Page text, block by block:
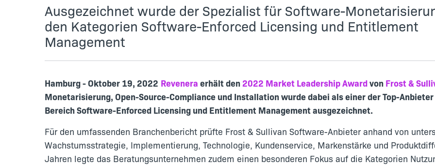
Ausgezeichnet wurde der Spezialist für Software-
den Kategorien Software-Enforced Licensing und Entitlement
Management
Hamburg - Oktober 19, 2022 Revenera erhält den2022 Market Leadership Awardvon Frost &
Monetarisierung, Open-Source-Compliance und Installationwurde dabei als einer der Top-
Bereich Software-Enforced Licensing und Entitlement Management ausgezeichnet.
Für den umfassenden Branchenbericht prüfte Frost & Sullivan Software-Anbieter anhand von
Wachstumsstrategie, Implementierung, Technologie, Kundenservice, Markenstärke und
Jahren legte das Beratungsunternehmen zudem einen besonderen Fokus auf die Kategorien